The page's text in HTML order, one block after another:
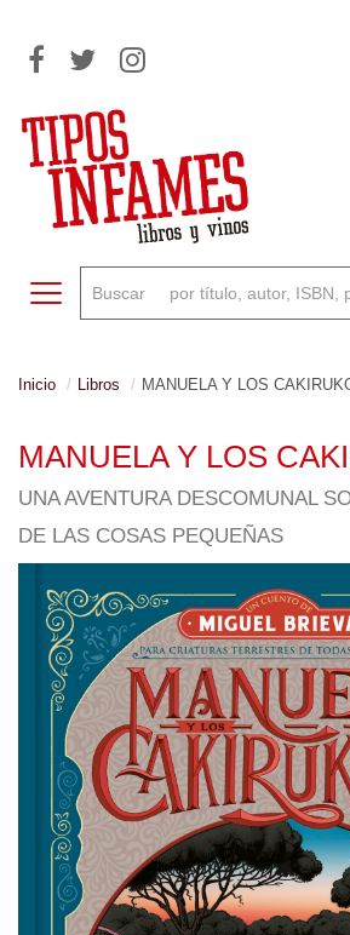
Toggle navigation
Inicio Libros MANUELA Y LOS
MANUELA Y LOS
UNA AVENTURA DESCOMUNAL
DE LAS COSAS PEQUEÑAS